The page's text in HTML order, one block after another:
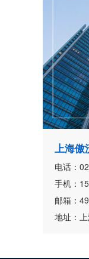
上海傲
电话：
手机：
邮箱：
地址：